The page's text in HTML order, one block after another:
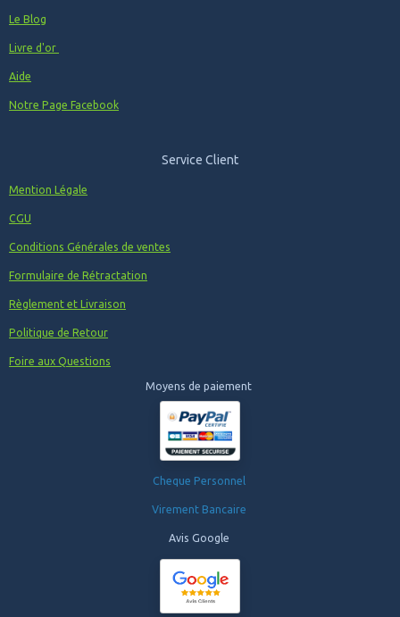
Le Blog
Livre d'or
Aide
Notre Page Facebook
Service Client
Mention Légale
CGU
Conditions Générales de ventes
Formulaire de Rétractation
Règlement et Livraison
Politique de Retour
Foire aux Questions
Moyens de paiement
Cheque Personnel
Virement Bancaire
Avis Google